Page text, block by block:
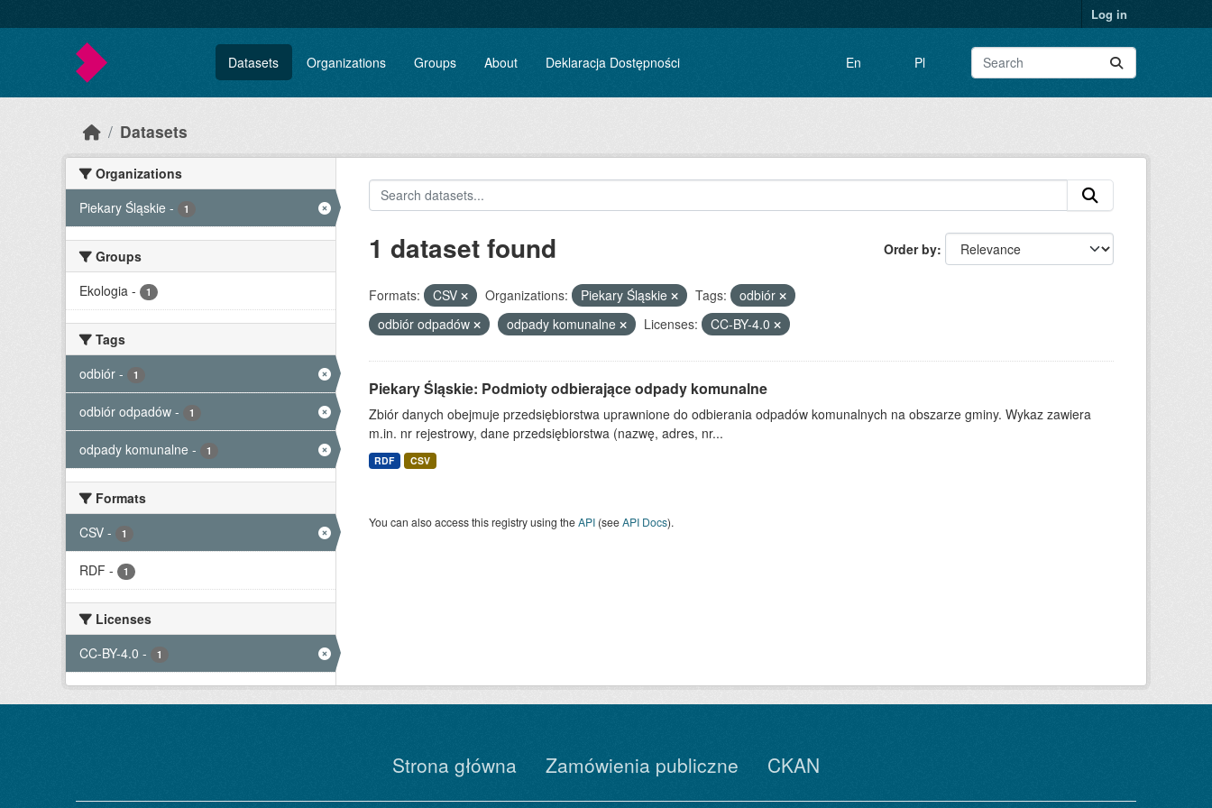
Log in
Datasets Organizations Groups About Deklaracja Dostępności En Pl
Datasets
Organizations
Piekary Śląskie - 1
Groups
Ekologia - 1
Tags
odbiór - 1
odbiór odpadów - 1
odpady komunalne - 1
Formats
CSV - 1
RDF - 1
Licenses
CC-BY-4.0 - 1
Order by
1 dataset found
Formats: CSV Organizations: Piekary Śląskie Tags:
odbiór
odbiór odpadów
odpady komunalne Licenses: CC-BY-4.0
Piekary Śląskie: Podmioty odbierające odpady komunalne
Zbiór danych obejmuje przedsiębiorstwa uprawnione do odbierania odpadów komunalnych na obszarze gminy. Wykaz zawiera
m.in. nr rejestrowy, dane przedsiębiorstwa (nazwę, adres, nr...
RDF CSV
You can also access this registry using theAPI(seeAPI Docs).
Strona główna Zamówienia publiczne CKAN